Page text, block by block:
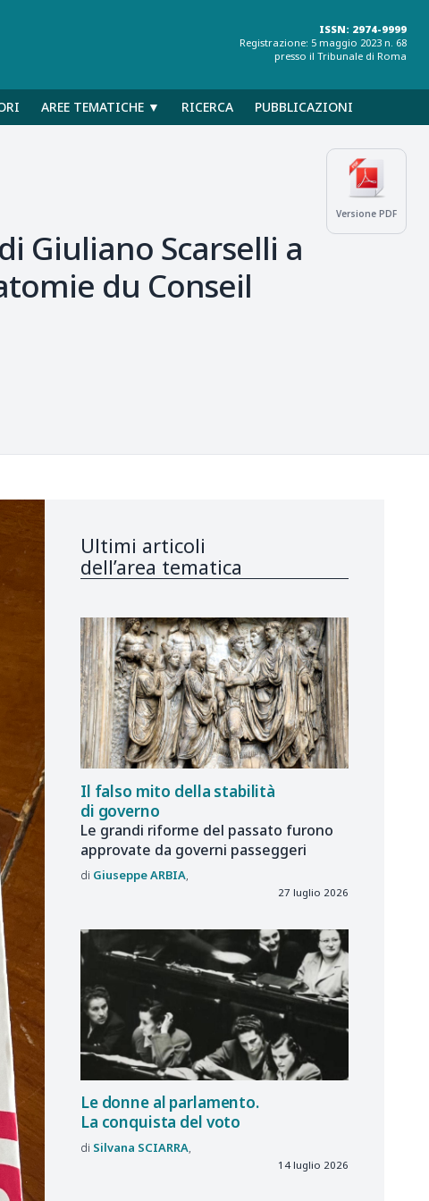
ISSN: 2974-9999
Registrazione: 5 maggio 2023 n. 68
presso il Tribunale di Roma
AREE TEMATICHE ▼ RICERCA PUBBLICAZIONI
Versione PDF
Giuliano Scarselli a
du Conseil
Ultimi articoli
dell’area tematica
Il falso mito della stabilità
di governo
Le grandi riforme del passato furono
approvate da governi passeggeri
GiuseppeARBIA
27 luglio 2026
Le donne al parlamento.
La conquista del voto
Silvana SCIARRA
14 luglio 2026